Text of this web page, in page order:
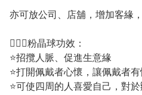
亦可放公司、店舖，增加客緣
💁🏼‍♀️粉晶球功效：
⭐招攬人脈、促進生意緣
⭐打開佩戴者心懷，讓佩戴者
⭐可使四周的人喜愛自己，對